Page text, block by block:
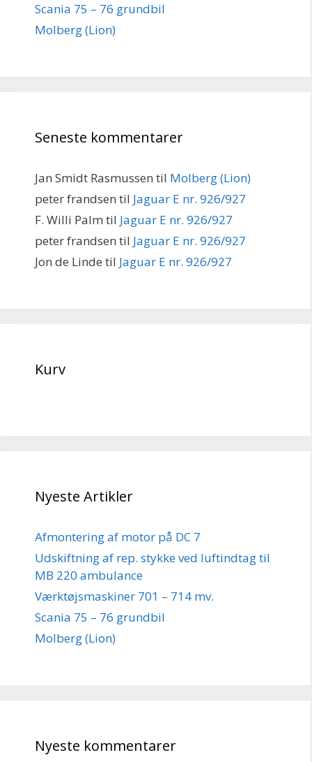
Scania 75 – 76 grundbil
Molberg (Lion)
Seneste kommentarer
Jan Smidt Rasmussen til Molberg (Lion)
peter frandsen til Jaguar E nr. 926/927
F. Willi Palm til Jaguar E nr. 926/927
peter frandsen til Jaguar E nr. 926/927
Jon de Linde til Jaguar E nr. 926/927
Kurv
Nyeste Artikler
Afmontering af motor på DC 7
Udskiftning af rep. stykke ved luftindtag til
MB 220 ambulance
Værktøjsmaskiner 701 – 714 mv.
Scania 75 – 76 grundbil
Molberg (Lion)
Nyeste kommentarer